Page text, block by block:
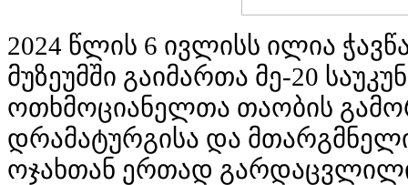
2024 წლის 6 ივლისს ილია
მუზეუმში გაიმართა მე-20
ოთხმოციანელთა თაობის
დრამატურგისა და
ოჯახთან ერთად